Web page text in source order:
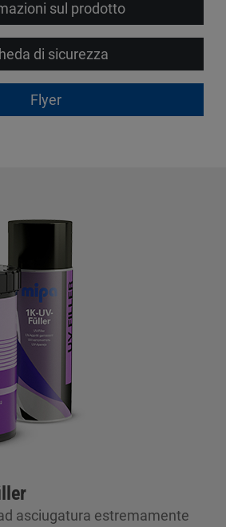
sul prodotto
di sicurezza
Flyer
asciugatura estremamente